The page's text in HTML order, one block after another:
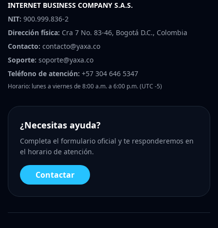
INTERNET BUSINESS COMPANY S.A.S.
NIT: 900.999.836-2
Dirección física: Cra 7 No. 83-46, Bogotá D.C., Colombia
Contacto: contacto@yaxa.co
Soporte: soporte@yaxa.co
Teléfono de atención: +57 304 646 5347
Horario: lunes a viernes de 8:00 a.m. a 6:00 p.m. (UTC -5)
¿Necesitas ayuda?
Completa el formulario oficial y te responderemos en
el horario de atención.
Contactar